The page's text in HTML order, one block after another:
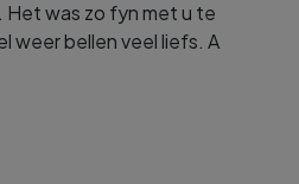
was zo fyn met u te
weer bellen veel liefs. A